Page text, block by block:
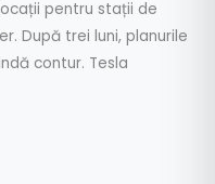
pentru stații de
După trei luni, planurile
contur. Tesla